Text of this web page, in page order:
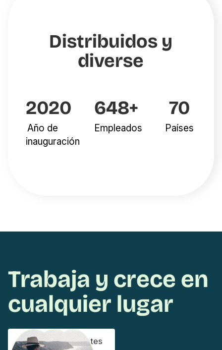
Distribuidos y
diverse
2020
Año de
inauguración
648+
Empleados
70
Países
Trabaja y crece en
cualquier lugar
Explora las vacantes